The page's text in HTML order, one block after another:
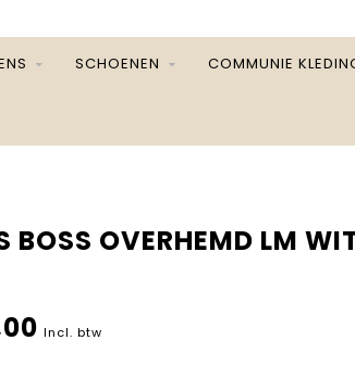
SCHOENEN COMMUNIE
BOSS OVERHEMD LM
Incl. btw